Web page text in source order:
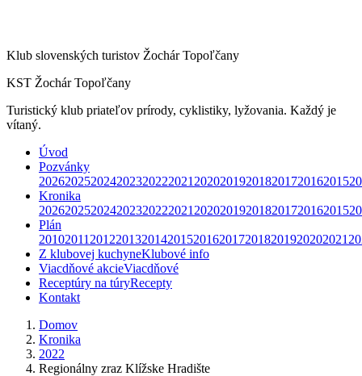
Klub slovenských turistov Žochár Topoľčany
KST Žochár Topoľčany
Turistický klub priateľov prírody, cyklistiky, lyžovania. Každý je
vítaný.
Úvod
Pozvánky
202620252024202320222021 202020192018201720162015
Kronika
202620252024202320222021 202020192018201720162015
Plán
20102011 2012201320142015201620172018201920202021
Z klubovej kuchyneKlubové info
Viacdňové akcieViacdňové
Receptúry na túryRecepty
Kontakt
Domov
Kronika
2022
Regionálny zraz Klížske Hradište